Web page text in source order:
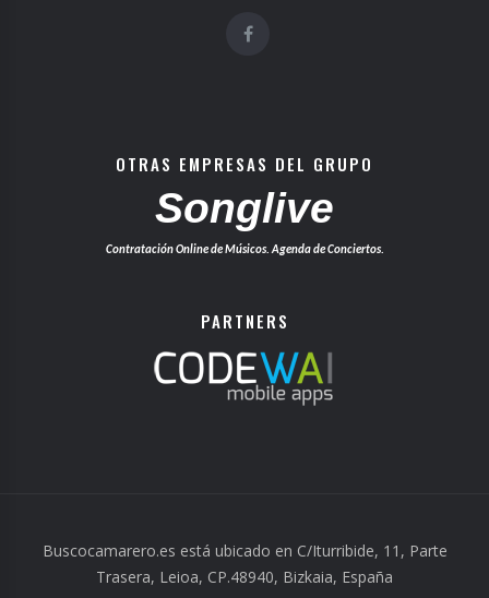
OTRAS EMPRESAS DEL GRUPO
Songlive
Contratación Online de Músicos. Agenda de Conciertos.
PARTNERS
Buscocamarero.es está ubicado en C/Iturribide, 11, Parte
Trasera, Leioa, CP.48940, Bizkaia, España